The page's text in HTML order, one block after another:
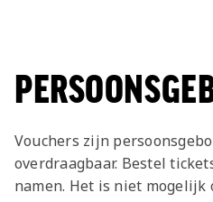
Vouchers zijn
overdraagbaar. Bestel
namen. Het is niet